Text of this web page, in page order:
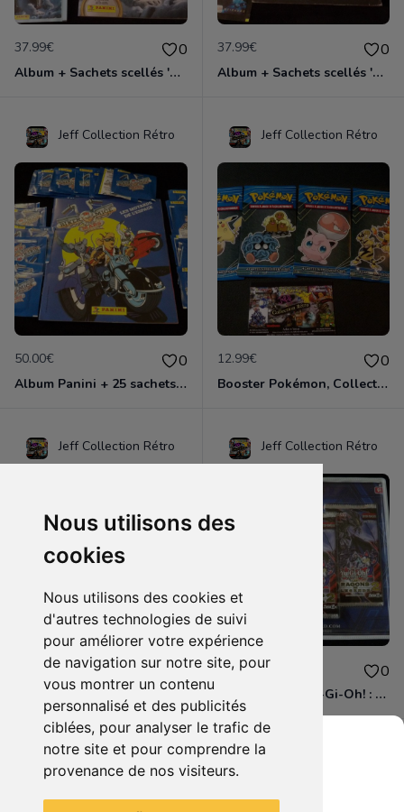
Nous utilisons des
cookies
Nous utilisons des cookies et
d'autres technologies de suivi
pour améliorer votre expérience
de navigation sur notre site, pour
vous montrer un contenu
personnalisé et des publicités
ciblées, pour analyser le trafic de
notre site et pour comprendre la
provenance de nos visiteurs.
37.99€ 0
Album + Sachets scellés 'A la Croisée des Mondes', édition 2007
37.99€ 0
Album + Sachets scellés 'Batman Forever' édition 1995
Jeff Collection Rétro
50.00€ 0
Album Panini + 25 sachets, 'Biker Mice', édition 1994
Jeff Collection Rétro
12.99€ 0
Booster Pokémon, Collection McDonald's 2019, neuf et scellés x4
Jeff Collection Rétro
22.99€ 0
Carte World of Warcraft TCG : ' Illidan Hurlorage ' N°1/12 limited Temple Noir Pack
Jeff Collection Rétro
44.99€ 0
Tripack scellé Yu-Gi-Oh! : Les Dragons de Légende 2 ' Konami 2015
Grenier du Geek